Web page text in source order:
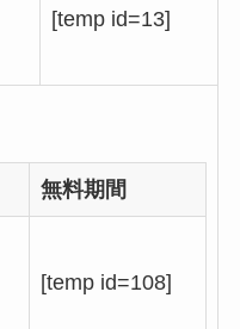
[temp id=13]
無料期間
[temp id=108]